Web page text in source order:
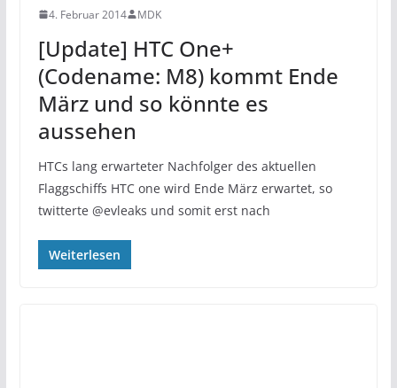
4. Februar 2014 MDK
[Update] HTC One+
(Codename: M8) kommt Ende
März und so könnte es
aussehen
HTCs lang erwarteter Nachfolger des aktuellen
Flaggschiffs HTC one wird Ende März erwartet, so
twitterte @evleaks und somit erst nach
Weiterlesen